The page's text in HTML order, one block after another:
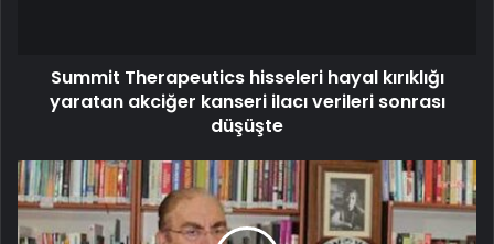
Summit Therapeutics hisseleri hayal kırıklığı
yaratan akciğer kanseri ilacı verileri sonrası
düşüşte